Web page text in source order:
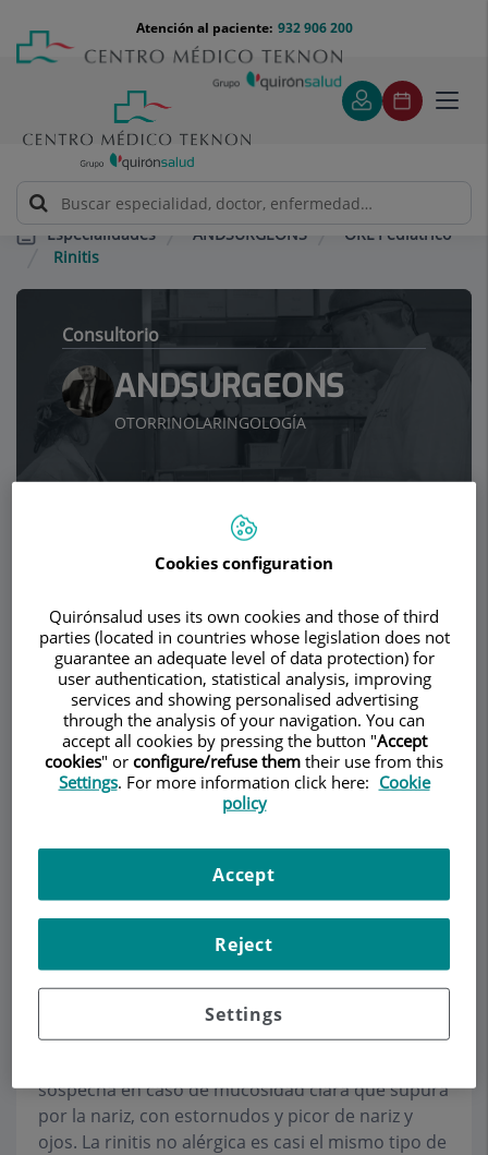
contenido
Menú
teléfono
cabecera
932 906 200
Atención al paciente:
Especialidades ANDSURGEONS
ORL Pediátrico
Rinitis
Consultorio
ANDSURGEONS
OTORRINOLARINGOLOGÍA
DescripciónServiciosEquipo ContactoDatos de interés
Pedir cita
Rinitis
La rinitis es una afección de la nariz caracterizada
por la inflamación de la mucosa nasal. Suele ir
acompañada de congestión nasal, secreción de
mucosidad clara o espesa por la nariz o
estornudos.
La rinitis suele subdividirse en alérgica y no
alérgica. La rinitis alérgica es una reacción
sospecha en caso de mucosidad clara que supura
por la nariz, con estornudos y picor de nariz y
ojos. La rinitis no alérgica es casi el mismo tipo de
Cookies configuration
Quirónsalud uses its own cookies and those of third
parties (located in countries whose legislation does not
guarantee an adequate level of data protection) for
user authentication, statistical analysis, improving
services and showing personalised advertising
through the analysis of your navigation. You can
accept all cookies by pressing the button "Accept
cookies" or configure/refuse them their use from this
Settings. For more information click here: Cookie
policy
Settings
Reject
Accept